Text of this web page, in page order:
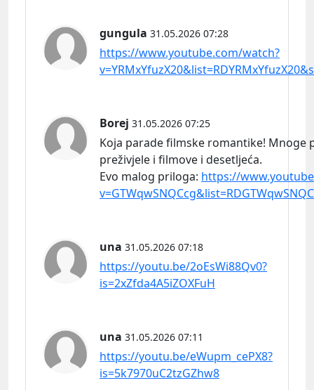
gungula 31.05.2026 07:28
https://www.youtube.com/watch?
Borej 31.05.2026 07:25
Koja parade filmske romantike! Mnoge
preživjele i filmove i desetljeća.
Evo malog priloga: https://
una 31.05.2026 07:18
https://youtu.be/2oEsWi88Qv0?
is=2xZfda4A5iZOXFuH
una 31.05.2026 07:11
https://youtu.be/eWupm_cePX8?
is=5k7970uC2tzGZhw8